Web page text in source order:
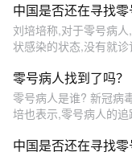
中国是否还在寻找
刘培培称,对于零号病
状感染的状态,没有就
零号病人找到了吗？
零号病人是谁? 新冠病
培也表示,零号病人的
中国是否还在寻找